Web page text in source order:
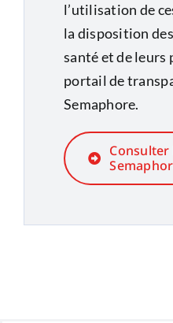
l’utilisation de
la disposition
santé et de leurs
portail de
Semaphore.
Consulter